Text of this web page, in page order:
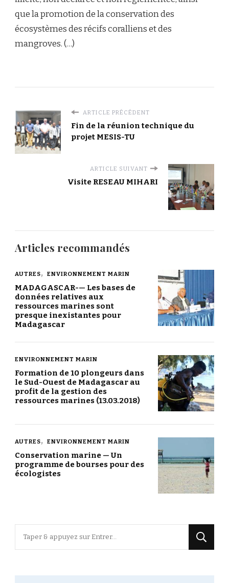
que la promotion de la conservation des
écosystèmes des récifs coralliens et des
mangroves. (…)
ARTICLE PRÉCÉDENT
Fin de la réunion technique du
projet MESIS-TU
ARTICLE SUIVANT
Visite RESEAU MIHARI
Articles recommandés
AUTRES ENVIRONNEMENT MARIN
MADAGASCAR-— Les bases de
données relatives aux
ressources marines sont
presque inexistantes pour
Madagascar
ENVIRONNEMENT MARIN
Formation de 10 plongeurs dans
le Sud-Ouest de Madagascar au
profit de la gestion des
ressources marines (13.03.2018)
AUTRES ENVIRONNEMENT MARIN
Conservation marine — Un
programme de bourses pour des
écologistes